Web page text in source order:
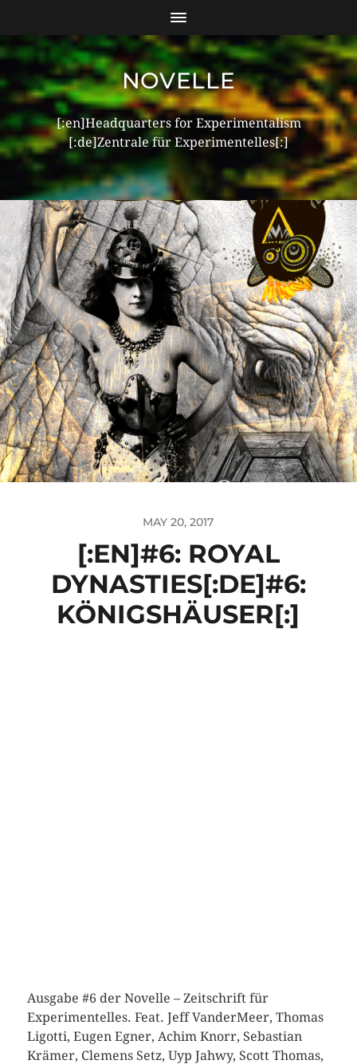
NOVELLE
[:en]Headquarters for Experimentalism
[:de]Zentrale für Experimentelles[:]
MAY 20, 2017
[:EN]#6: ROYAL
DYNASTIES[:DE]#6:
KÖNIGSHÄUSER[:]
Ausgabe #6 der Novelle – Zeitschrift für
Experimentelles. Feat. Jeff VanderMeer, Thomas
Ligotti, Eugen Egner, Achim Knorr, Sebastian
Krämer, Clemens Setz, Uyp Jahwy, Scott Thomas,